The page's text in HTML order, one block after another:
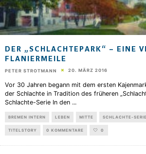
DER „SCHLACHTEPARK“ – EINE
FLANIERMEILE
PETER STROTMANN 20. MÄRZ 2016
Vor 30 Jahren begann mit dem ersten
der Schlachte in Tradition des früheren
Schlachte-Serie In den ...
BREMEN INTERN LEBEN MITTE SCHLACHTE-SERIE
TITELSTORY 0 KOMMENTARE 0